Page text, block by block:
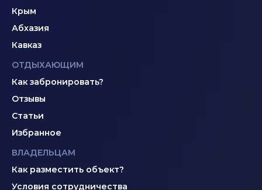
Крым
Абхазия
Кавказ
ОТДЫХАЮЩИМ
Как забронировать?
Отзывы
Статьи
Избранное
ВЛАДЕЛЬЦАМ
Как разместить объект?
Условия сотрудничества